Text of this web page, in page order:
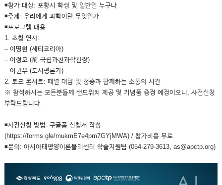
◾참가 대상: 포항시 학생 및 일반인 누구나
◾주제: 우리에게 과학이란 무엇인가
◾프로그램 내용
1. 초청 연사:
– 이명현 (세티코리아)
– 이정모 (前 국립과천과학관장)
– 이권우 (도서평론가)
2. 토크 콘서트: 패널 대담 및 청중과 함께하는 소통의 시간
※ 참석하시는 모든분들께 샌드위치 제공 및 기념품 증정 예정이오니, 사전신청
부탁드립니다.
◾사전신청 방법: 구글폼 신청서 작성
(https://forms.gle/mukmE7e4pm7GYjMWA) / 참가비용 무료
◾문의: 아시아태평양이론물리센터 학술지원팀 (054-279-3613, as@apctp.org)